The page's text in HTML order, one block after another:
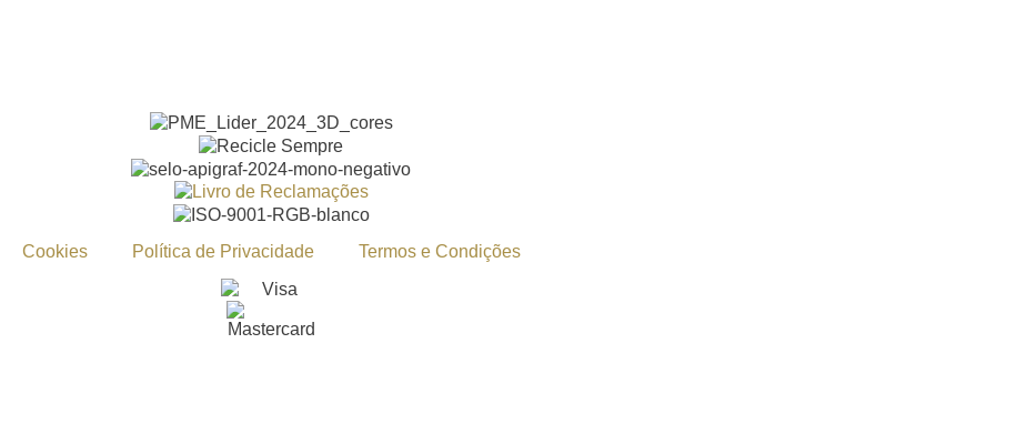
Cookies Política de Privacidade Termos e Condições